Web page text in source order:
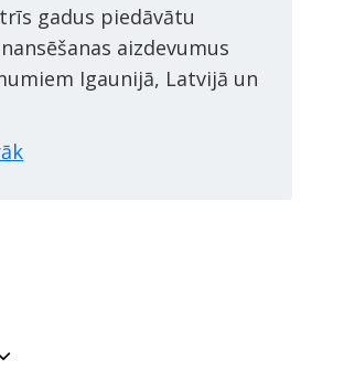
gadus piedāvātu
aizdevumus
Igaunijā, Latvijā un